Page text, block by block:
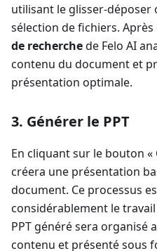
utilisant le glisser-déposer
sélection de fichiers.
de recherchede Felo AI
contenu du document et
présentation optimale.
3. Générer le PPT
En cliquant sur le bouton «
créera une présentation
document. Ce processus
considérablement le
PPT généré sera organisé
contenu et présenté sous